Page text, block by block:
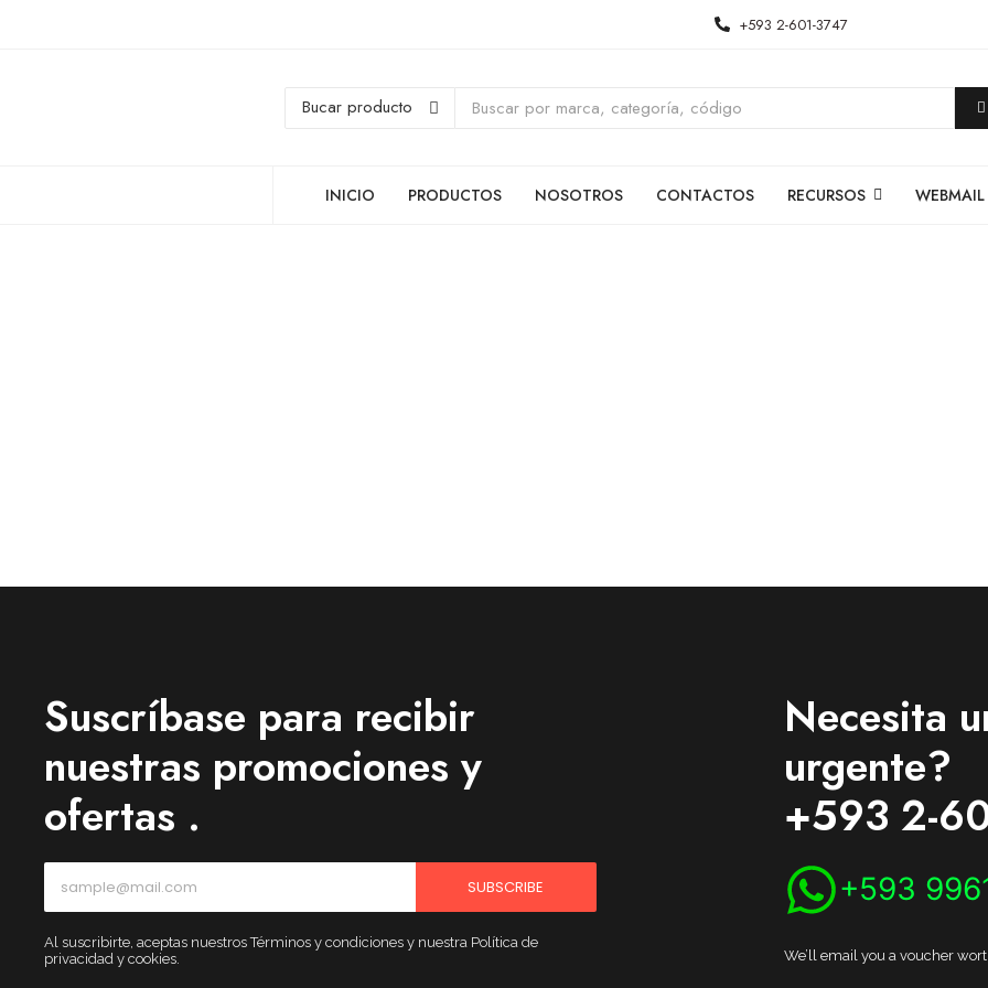
+593 2-601-3747
INICIO PRODUCTOS NOSOTROS CONTACTOS RECURSOS WEBMAIL
Suscríbase para recibir
nuestras promociones y
ofertas .
SUBSCRIBE
Al suscribirte, aceptas nuestros Términos y condiciones y nuestra Política de
privacidad y cookies.
Necesita
urgente?
+593 2-
+593
We’ll email you a voucher